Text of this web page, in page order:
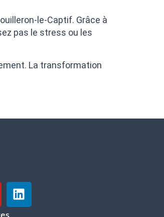
le-Captif. Grâce à
pas le stress ou les
La transformation